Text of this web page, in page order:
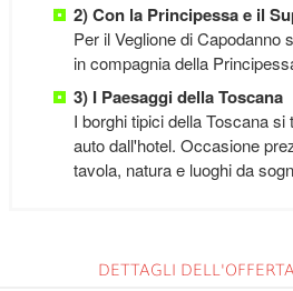
2) Con la Principessa e il
Per il Veglione di Capodanno
in compagnia della
3) I Paesaggi della Toscana
I borghi tipici della Toscana
auto dall'hotel. Occasione
tavola, natura e luoghi da
DETTAGLI